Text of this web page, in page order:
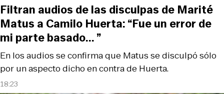
18:23
En los audios se confirma que Matus se disculpó sólo
por un aspecto dicho en contra de Huerta.
Filtran audios de las disculpas de Marité
Matus a Camilo Huerta: “Fue un error de
mi parte basado... ”